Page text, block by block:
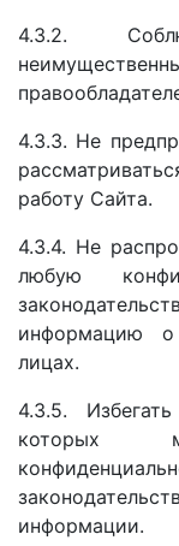
4.3.2.
4.3.3. Не
работу Сайта.
4.3.4. Не
любую
информацию о
лицах.
4.3.5.
которых
информации.